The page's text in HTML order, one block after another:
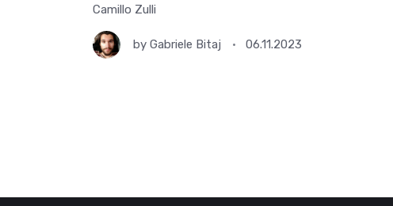
Camillo Zulli
by Gabriele Bitaj 06.11.2023